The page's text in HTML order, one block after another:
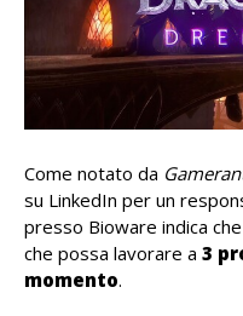
Come notato da
su LinkedIn per un
presso Bioware indica
che possa lavorare a 3
momento.